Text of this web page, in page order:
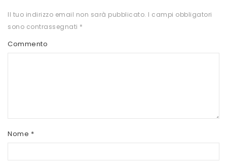
NAMED SPORT
NATURAL POINT
PROLABS
RI.MA BENESSERE
Il tuo indirizzo email non sarà pubblicato. I campi obbligatori
sono contrassegnati *
Commento
Nome *